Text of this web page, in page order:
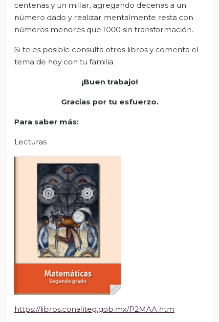
centenas y un millar, agregando decenas a un
número dado y realizar mentalmente resta con
números menores que 1000 sin transformación.
Si te es posible consulta otros libros y comenta el
tema de hoy con tu familia.
¡Buen trabajo!
Gracias por tu esfuerzo.
Para saber más:
Lecturas
https://libros.conaliteg.gob.mx/P2MAA.htm